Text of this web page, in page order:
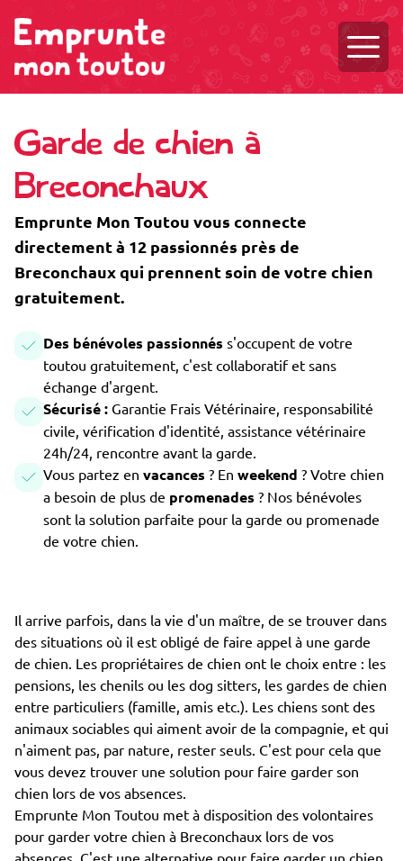
Garde de chien à
Breconchaux
Emprunte Mon Toutou vous connecte
directement à 12 passionnés près de
Breconchaux qui prennent soin de votre chien
gratuitement.
Des bénévoles passionnés s'occupent de votre
toutou gratuitement, c'est collaboratif et sans
échange d'argent.
Sécurisé : Garantie Frais Vétérinaire, responsabilité
civile, vérification d'identité, assistance vétérinaire
24h/24, rencontre avant la garde.
Vous partez en vacances ? En weekend ? Votre chien
a besoin de plus de promenades ? Nos bénévoles
sont la solution parfaite pour la garde ou promenade
de votre chien.
Il arrive parfois, dans la vie d'un maître, de se trouver dans
des situations où il est obligé de faire appel à une garde
de chien. Les propriétaires de chien ont le choix entre : les
pensions, les chenils ou les dog sitters, les gardes de chien
entre particuliers (famille, amis etc.). Les chiens sont des
animaux sociables qui aiment avoir de la compagnie, et qui
n'aiment pas, par nature, rester seuls. C'est pour cela que
vous devez trouver une solution pour faire garder son
chien lors de vos absences.
Emprunte Mon Toutou met à disposition des volontaires
pour garder votre chien à Breconchaux lors de vos
absences. C'est une alternative pour faire garder un chien